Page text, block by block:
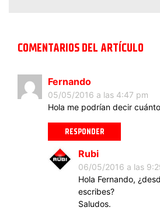
COMENTARIOS DEL ARTÍCULO
Fernando
05/05/2016 a las 4:47 pm
Hola me podrían decir
RESPONDER
Rubi
06/05/2016 a las
Hola Fernando,
escribes?
Saludos.